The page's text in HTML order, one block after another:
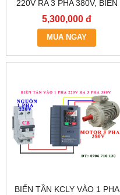
220V RA 3 PHA 380V, BIẾN
TẦN KCLY KOC600-
5R5GT3-B
5,300,000 đ
MUA NGAY
BIẾN TẦN KCLY VÀO 1 PHA